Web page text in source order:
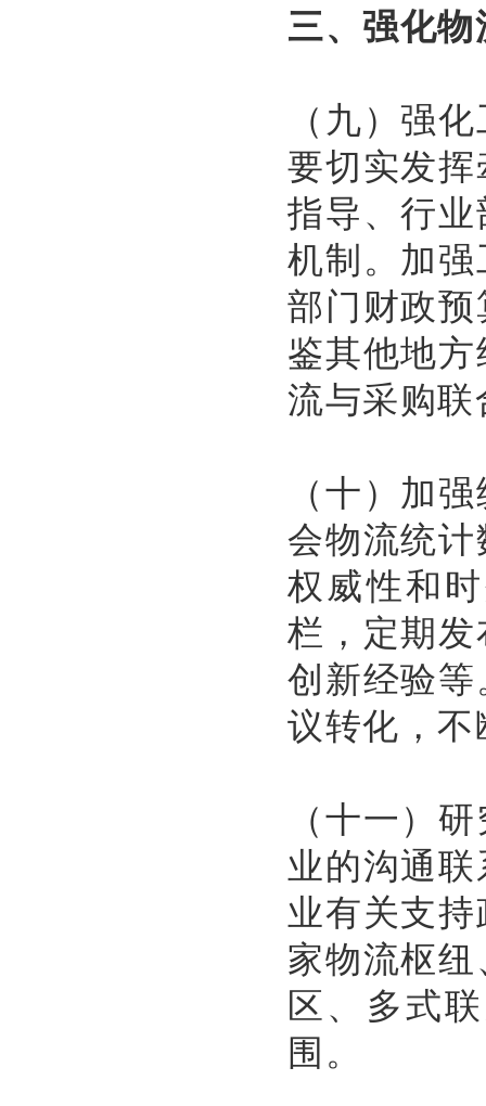
三、强化
（九）强
要切实发
指导、行
机制。加
部门财政
鉴其他地
流与采购
（十）加
会物流统
权威性和
栏，定期
创新经验
议转化，
（十一）
业的沟通
业有关支
家物流枢
区、多式
围。